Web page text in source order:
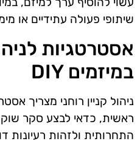
שיתופי פעולה עתידיים או
אסטרטגיות
במיזמים DIY
ניהול קניין רוחני מצריך
ראשית, כדאי לבצע סקר
התחרותית ולזהות רעיונות